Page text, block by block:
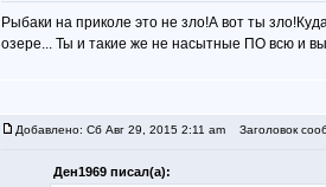
Рыбаки на приколе это не зло!А вот ты
озере... Ты и такие же не насытные ПО всю и
Добавлено: Сб Авг 29, 2015 2:11 am Заголовок
Ден1969 писал(а):